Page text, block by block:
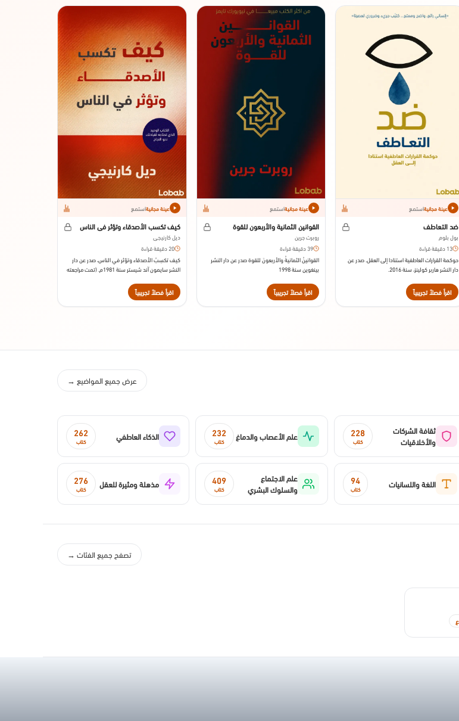
عينة مجانيةاستمع
ضد التعاطف
بول بلوم
13 دقيقة قراءة
حوكمة القرارات العاطفية استنادا إلى العقل. صدر عن
دار النشر هاربر كولينز، سنة 2016.
اقرأ فصلاً تجريبياً
عينة مجانيةاستمع
القوانين الثمانية والأربعون للقوة
روبرت جرين
39 دقيقة قراءة
القوانينُ الثمانيةُ والأربعونَ للقوة صدر عن دار النشر
بينغوين سنة 1998
اقرأ فصلاً تجريبياً
عينة مجانيةاستمع
كيف تكسب الأصدقاء وتؤثر في الناس
ديل كارنيجي
20 دقيقة قراءة
كيف تكسِبُ الأصدقاء وتؤثر في الناس، صدر عن دار
النشر سايمون آند شيستر سنة 1981م. (تمت مراجعته
اقرأ فصلاً تجريبياً
عرض جميع المواضيع →
ثقافة الشركات
والأخلاقيات
228
كتاب علم الأعصاب والدماغ 232
كتاب الذكاء العاطفي 262
كتاب
اللغة واللسانيات 94
كتاب
علم الاجتماع
والسلوك البشري
409
كتاب مذهلة ومثيرة للعقل 276
كتاب
تصفح جميع الفئات →